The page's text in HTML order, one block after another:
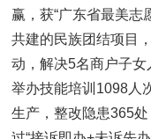
赢，获“广东省最美志
共建的民族团结项目
动，解决5名商户子女
举办技能培训1098人
生产，整改隐患365